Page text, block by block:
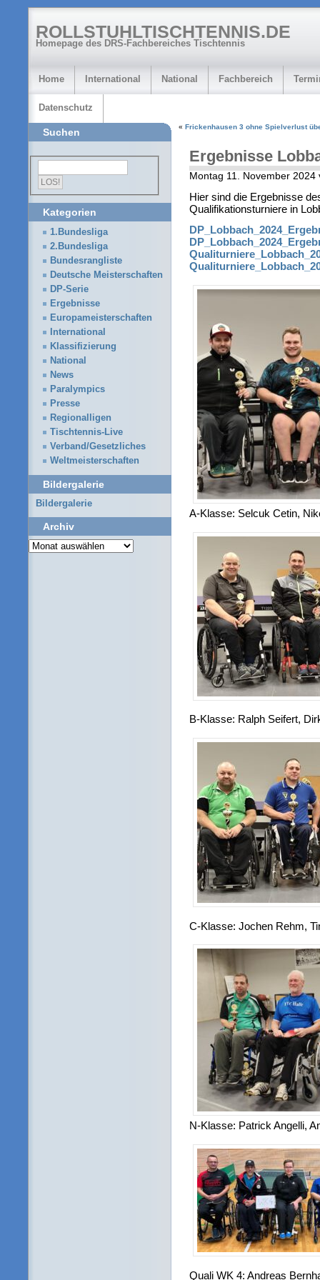
ROLLSTUHLTISCHTENNIS.DE
Homepage des DRS-Fachbereiches Tischtennis
Home International National Fachbereich
Datenschutz
« Frickenhausen 3 ohne Spielverlust
Ergebnisse
Montag 11. November 2024
Hier sind die Ergebnisse
Qualifikationsturniere in
A-Klasse: Selcuk Cetin,
B-Klasse: Ralph Seifert,
C-Klasse: Jochen Rehm,
N-Klasse: Patrick Angelli,
Quali WK 4: Andreas
Suchen
Kategorien
1.Bundesliga
2.Bundesliga
Bundesrangliste
Deutsche Meisterschaften
DP-Serie
Ergebnisse
Europameisterschaften
International
Klassifizierung
National
News
Paralympics
Presse
Regionalligen
Tischtennis-Live
Verband/Gesetzliches
Weltmeisterschaften
Bildergalerie
Bildergalerie
Archiv
Archiv